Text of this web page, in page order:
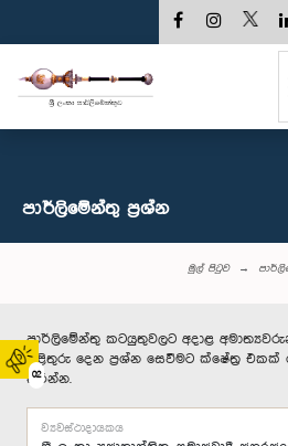
02
පාර්ලි‌මේන්තු‌ ප්‍රශ්න
මුල් පිටුව
පාර්ලිමේන්තු කටයුතුවලට අදාළ
පිළිතුරු දෙන ප්‍රශ්න සෙවීමට ක්ෂේත්‍ර
කරන්න.
ව්‍යවස්ථාදායකය